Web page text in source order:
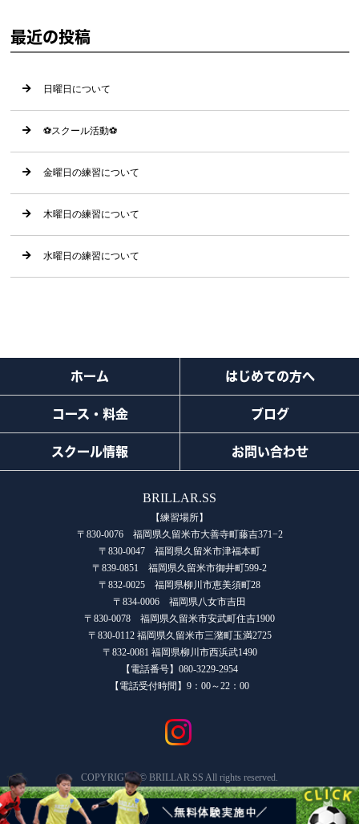
最近の投稿
日曜日について
⚽️スクール活動⚽️
金曜日の練習について
木曜日の練習について
水曜日の練習について
ホーム はじめての方へ
コース・料金 ブログ
スクール情報 お問い合わせ
BRILLAR.SS
【練習場所】
〒830-0076 福岡県久留米市大善寺町藤吉371−2
〒830-0047 福岡県久留米市津福本町
〒839-0851 福岡県久留米市御井町599-2
〒832-0025 福岡県柳川市恵美須町28
〒834-0006 福岡県八女市吉田
〒830-0078 福岡県久留米市安武町住吉1900
〒830-0112 福岡県久留米市三潴町玉満2725
〒832-0081 福岡県柳川市西浜武1490
【電話番号】080-3229-2954
【電話受付時間】9：00～22：00
COPYRIGHT © BRILLAR.SS All rights reserved.